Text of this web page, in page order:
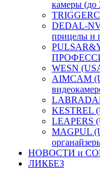
камеры (до
DEDAL-NV
прицелы и
WESN
AIMCAM
KESTREL
LEAPERS
MAGPUL
НОВОСТИ и
ЛИКБЕЗ